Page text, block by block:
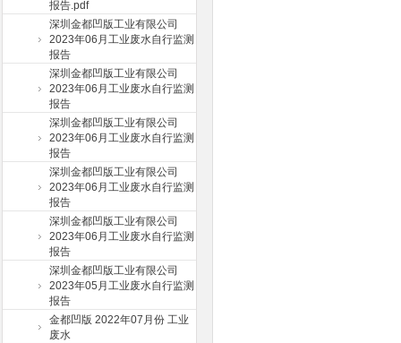
报告.pdf
深圳金都凹版工业有限公司
2023年06月工业废水自行监测
报告
深圳金都凹版工业有限公司
2023年06月工业废水自行监测
报告
深圳金都凹版工业有限公司
2023年06月工业废水自行监测
报告
深圳金都凹版工业有限公司
2023年06月工业废水自行监测
报告
深圳金都凹版工业有限公司
2023年06月工业废水自行监测
报告
深圳金都凹版工业有限公司
2023年05月工业废水自行监测
报告
金都凹版 2022年07月份 工业
废水